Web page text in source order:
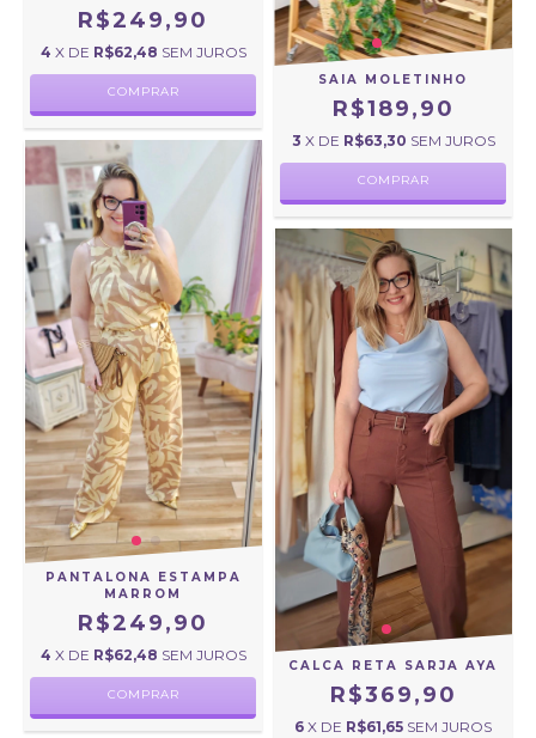
R$249,90
4 X DE R$62,48 SEM JUROS
COMPRAR
SAIA MOLETINHO
R$189,90
3 X DE R$63,30 SEM JUROS
COMPRAR
PANTALONA ESTAMPA
MARROM
R$249,90
4 X DE R$62,48 SEM JUROS
COMPRAR
CALCA RETA SARJA AYA
R$369,90
6 X DE R$61,65 SEM JUROS